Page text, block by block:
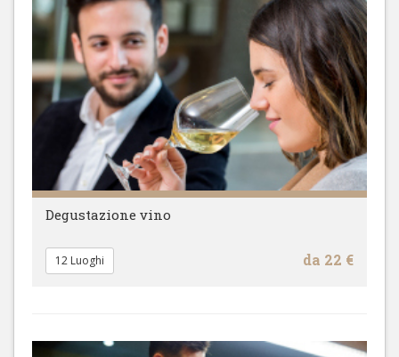
Degustazione vino
da 22 €
12 Luoghi